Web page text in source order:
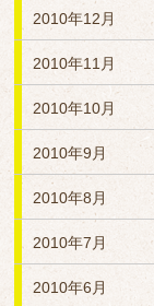
2010年12月
2010年11月
2010年10月
2010年9月
2010年8月
2010年7月
2010年6月